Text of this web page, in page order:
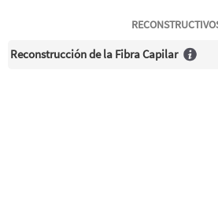
Reconstrucción de la Fibra Capilar